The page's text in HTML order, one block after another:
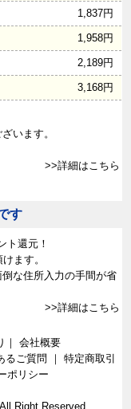
1,837円
1,958円
2,189円
3,168円
います。
>>詳細はこちら
す
ト還元！
ます。
な住所入力の手間が省
>>詳細はこちら
｜ 会社概要
るご質問 ｜ 特定商取引
ポリシー
Right Reserved.